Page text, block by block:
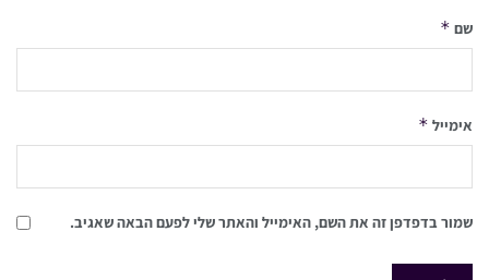
שם *
אימייל *
שמור בדפדפן זה את השם, האימייל והאתר שלי לפעם הבאה שאגיב.